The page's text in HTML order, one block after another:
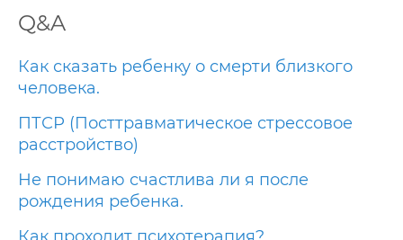
Q&A
Как сказать ребенку о смерти близкого
человека.
ПТСР (Посттравматическое стрессовое
расстройство)
Не понимаю счастлива ли я после
рождения ребенка.